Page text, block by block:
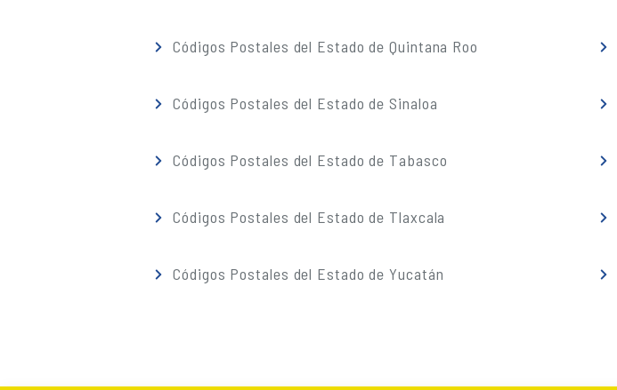
Códigos Postales del Estado de Quintana Roo
Códigos Postales del Estado de Sinaloa
Códigos Postales del Estado de Tabasco
Códigos Postales del Estado de Tlaxcala
Códigos Postales del Estado de Yucatán